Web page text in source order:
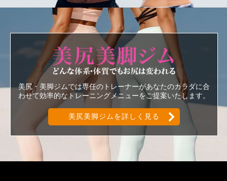
美尻美脚ジ
美尻・美脚ジムでは専任のトレーナーがあなたのカラダに合
わせて効率的なトレーニングメニューをご提案いたします。
美尻美脚ジムを詳しく見る